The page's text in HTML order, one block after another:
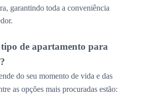
garantindo toda a conveniência
de apartamento para
do seu momento de vida e das
as opções mais procuradas estão: